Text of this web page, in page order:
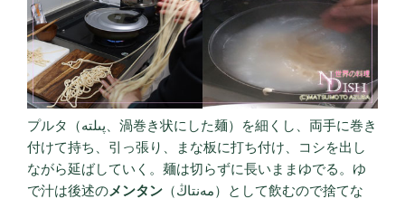
プルタ（پىلتە、渦巻き状にした麺）を細くし、両手に巻き
付けて持ち、引っ張り、まな板に打ち付け、コシを出し
ながら延ばしていく。麺は切らずに長いままゆでる。ゆ
で汁は後述のメンタン （مەنتاڭ）として飲むので捨てな